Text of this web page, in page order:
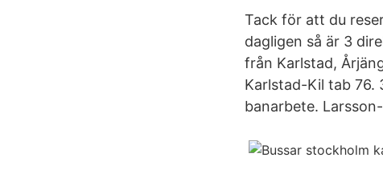
Tack för att du
dagligen så är 3
från Karlstad,
Karlstad-Kil tab 76.
banarbete.